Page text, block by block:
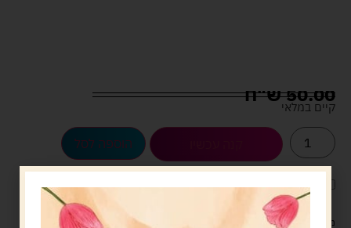
50.00ש"ח
קיים במלאי
הוספה לסל
לארוז את המוצר באריזת מתנה5.00 ש"ח ?
מעל 329 ש"ח, משלוח עם שליח עד הבית חינם! – 0 ₪